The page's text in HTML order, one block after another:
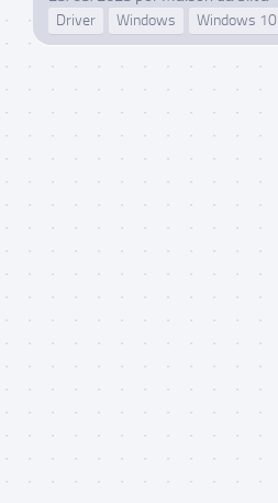
Driver Windows Windows 10